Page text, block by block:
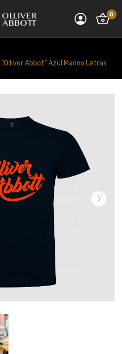
0
Abbot" Azul Marino Letras